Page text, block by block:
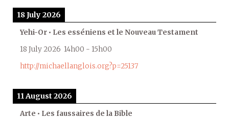
18 July 2026
Yehi-Or • Les esséniens et le Nouveau Testament
18 July 2026 14h00 - 15h00
http://michaellanglois.org?p=25137
11 August 2026
Arte • Les faussaires de la Bible